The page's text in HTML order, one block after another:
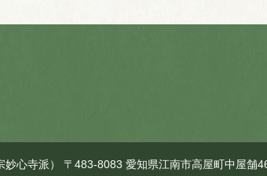
妙心寺派） 〒483-8083 愛知県江南市高屋町中